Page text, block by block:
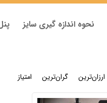
نحوه اندازه گیری سایز
ارزان‌ترین گران‌ترین امتیاز